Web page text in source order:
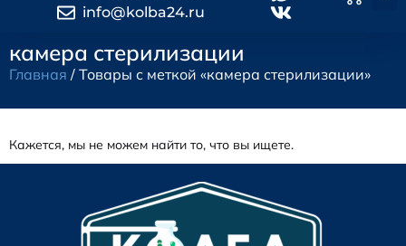
info@kolba24.ru
камера стерилизации
Главная / Товары с меткой «камера стерилизации»
Кажется, мы не можем найти то, что вы ищете.